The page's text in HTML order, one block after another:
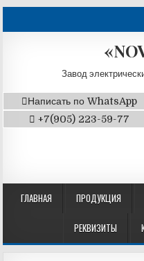
Завод
Написать по WhatsApp
+7(905) 223-59-77
ГЛАВНАЯ ПРОДУКЦИЯ
РЕКВИЗИТЫ